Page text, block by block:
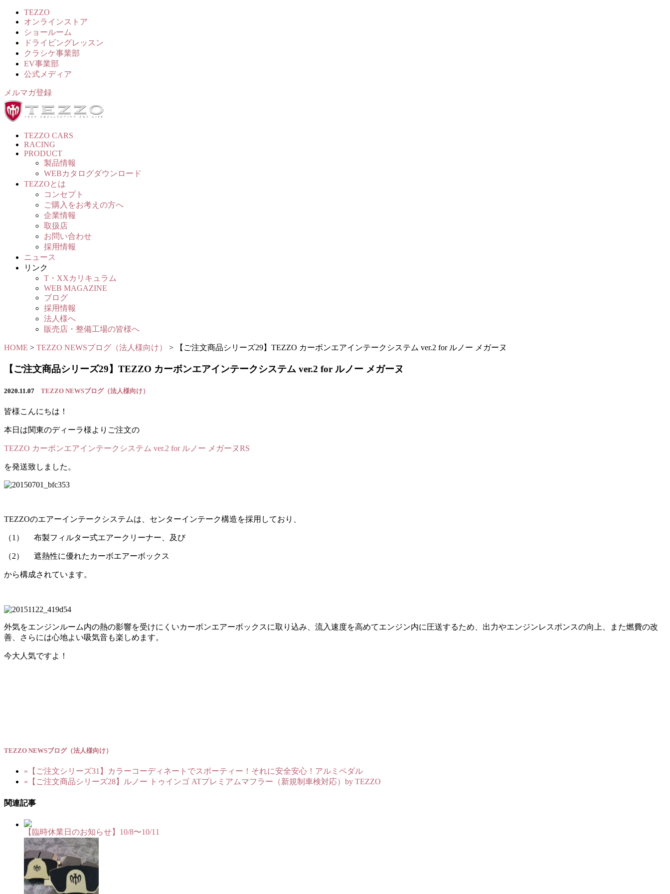
TEZZO
オンラインストア
ショールーム
ドライビングレッスン
クラシケ事業部
EV事業部
公式メディア
メルマガ登録
TEZZO CARS
RACING
PRODUCT
製品情報
WEBカタログダウンロード
TEZZOとは
コンセプト
ご購入をお考えの方へ
企業情報
取扱店
お問い合わせ
採用情報
ニュース
リンク
T・XXカリキュラム
WEB MAGAZINE
ブログ
採用情報
法人様へ
販売店・整備工場の皆様へ
HOME > TEZZO NEWSブログ（法人様向け） > 【ご注文商品シリーズ29】TEZZO カーボンエアインテークシステム ver.2 for ルノー メガーヌ
【ご注文商品シリーズ29】TEZZO カーボンエアインテークシステム ver.2 for ルノー メガーヌ
2020.11.07 TEZZO NEWSブログ（法人様向け）
皆様こんにちは！
本日は関東のディーラ様よりご注文の
TEZZO カーボンエアインテークシステム ver.2 for ルノー メガーヌRS
を発送致しました。
TEZZOのエアーインテークシステムは、センターインテーク構造を採用しており、
（1） 布製フィルター式エアークリーナー、及び
（2） 遮熱性に優れたカーボエアーボックス
から構成されています。
外気をエンジンルーム内の熱の影響を受けにくいカーボンエアーボックスに取り込み、流入速度を高めてエンジン内に圧送するため、出力やエンジンレスポンスの向上、また燃費の改
善、さらには心地よい吸気音も楽しめます。
今大人気ですよ！
TEZZO NEWSブログ（法人様向け）
» 【ご注文シリーズ31】カラーコーディネートでスポーティー！それに安全安心！アルミペダル
« 【ご注文商品シリーズ28】ルノー トゥインゴ ATプレミアムマフラー（新規制車検対応）by TEZZO
関連記事
【臨時休業日のお知らせ】10/8〜10/11